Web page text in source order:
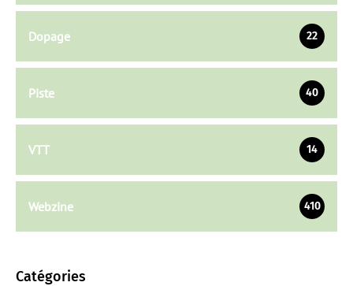
Dopage 22
Piste 40
VTT 14
Webzine 410
Catégories